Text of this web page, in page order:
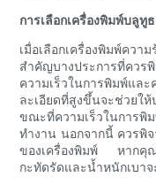
การเลือกเครื่องพิมพ์บลูทู
เมื่อเลือกเครื่องพิมพ์คว
สำคัญบางประการที่ค
ความเร็วในการพิมพ์แ
ละเอียดที่สูงขึ้นจะช่วย
ขณะที่ความเร็วในการพิ
ทำงาน นอกจากนี้ ควรพิ
ของเครื่องพิมพ์ หากคุ
กะทัดรัดและน้ำหนักเบาจ